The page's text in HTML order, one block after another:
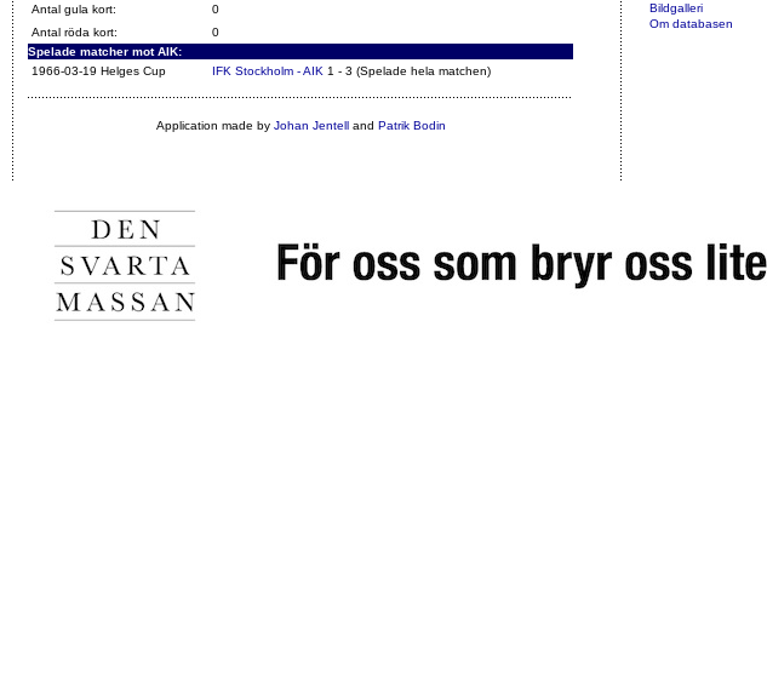
Antal gula kort:
0
Antal röda kort:
0
Spelade matcher mot AIK:
1966-03-19 Helges Cup
IFK Stockholm - AIK 1 - 3 (Spelade hela matchen)
Application made by Johan Jentelland Patrik Bodin
Bildgalleri
Om databasen